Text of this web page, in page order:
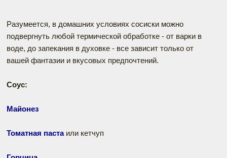
Разумеется, в домашних условиях сосиски можно
подвергнуть любой термической обработке - от варки в
воде, до запекания в духовке - все зависит только от
вашей фантазии и вкусовых предпочтений.
Соус:
Майонез
Томатная пастаили кетчуп